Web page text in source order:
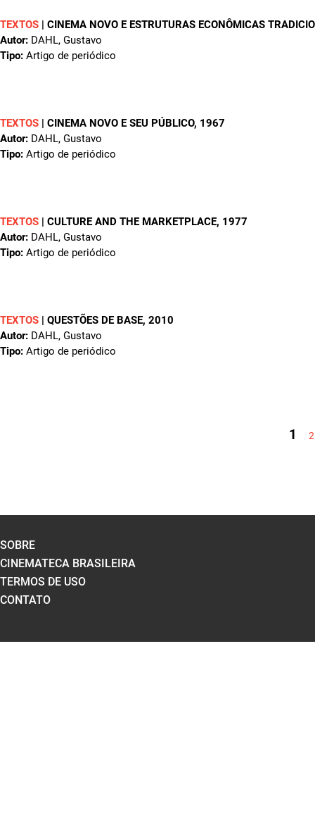
TEXTOS | CINEMA NOVO E ESTRUTURAS ECONÔMICAS
Autor: DAHL, Gustavo
Tipo: Artigo de periódico
TEXTOS | CINEMA NOVO E SEU PÚBLICO, 1967
Autor: DAHL, Gustavo
Tipo: Artigo de periódico
TEXTOS | CULTURE AND THE MARKETPLACE, 1977
Autor: DAHL, Gustavo
Tipo: Artigo de periódico
TEXTOS | QUESTÕES DE BASE, 2010
Autor: DAHL, Gustavo
Tipo: Artigo de periódico
1 2
SOBRE
CINEMATECA BRASILEIRA
TERMOS DE USO
CONTATO